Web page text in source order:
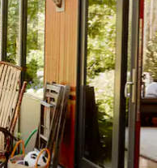
ou en appuyant et en